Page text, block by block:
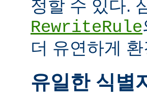
정할 수 있다.
RewriteRule
더 유연하게
유일한 식별